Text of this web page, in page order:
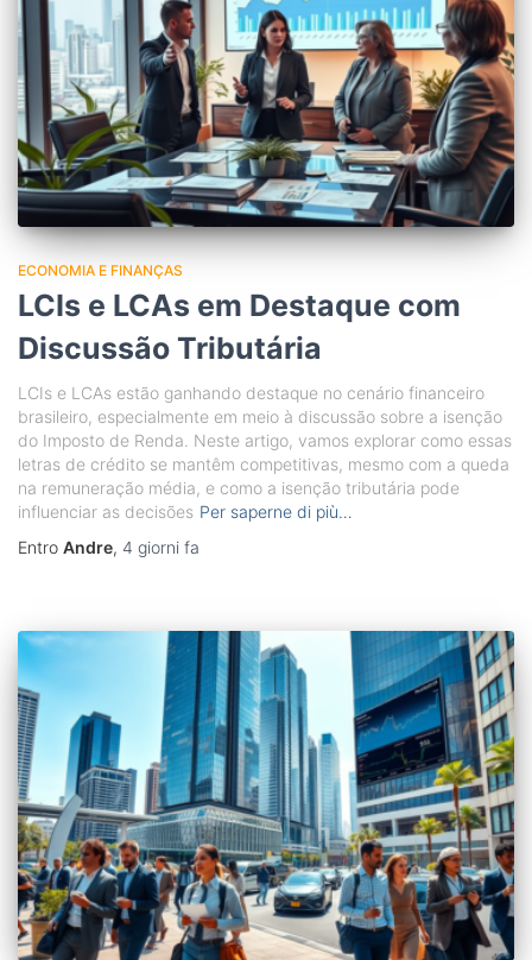
ECONOMIA E FINANÇAS
LCIs e LCAs em Destaque com
Discussão Tributária
LCIs e LCAs estão ganhando destaque no cenário financeiro
brasileiro, especialmente em meio à discussão sobre a isenção
do Imposto de Renda. Neste artigo, vamos explorar como essas
letras de crédito se mantêm competitivas, mesmo com a queda
na remuneração média, e como a isenção tributária pode
influenciar as decisões Per saperne di più…
Entro Andre, 4 giorni fa